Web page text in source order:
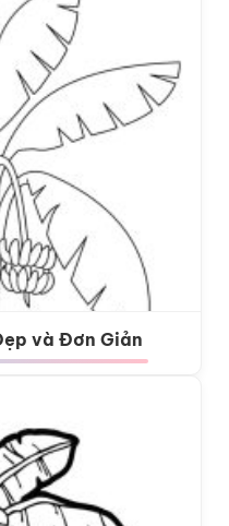
và Đơn Giản